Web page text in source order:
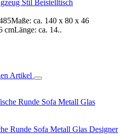
Stil Beistelltisch
ca. 140 x 80 x 46
cmLänge: ca. 14..
Artikel
Runde Sofa Metall Glas Designer